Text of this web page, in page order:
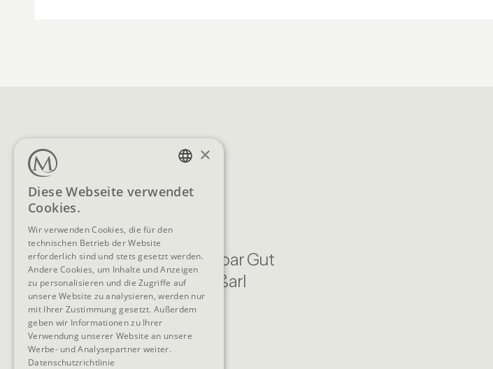
Familien Natur Resort Moar Gut
Moargasse 22 , 5611 Großarl
Österreich
KONTAKT
Telefon+43 6414 318
×
Diese Webseite verwendet
Cookies.
Wir verwenden Cookies, die für den
technischen Betrieb der Website
erforderlich sind und stets gesetzt werden.
Andere Cookies, um Inhalte und Anzeigen
zu personalisieren und die Zugriffe auf
unsere Website zu analysieren, werden nur
mit Ihrer Zustimmung gesetzt. Außerdem
geben wir Informationen zu Ihrer
Verwendung unserer Website an unsere
Werbe- und Analysepartner weiter.
Datenschutzrichtlinie